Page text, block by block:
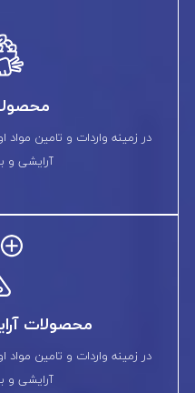
در زمینه واردات و تامین
آرایشی و
محصولات
در زمینه واردات و تامین
آرایشی و